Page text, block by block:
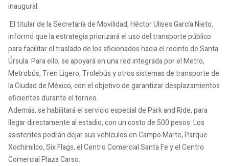
inaugural.
El titular de la Secretaría de Movilidad, Héctor Ulises García Nieto,
informó que la estrategia priorizará el uso del transporte público
para facilitar el traslado de los aficionados hacia el recinto de Santa
Úrsula. Para ello, se apoyará en una red integrada por el Metro,
Metrobús, Tren Ligero, Trolebús y otros sistemas de transporte de
la Ciudad de México, con el objetivo de garantizar desplazamientos
eficientes durante el torneo.
Además, se habilitará el servicio especial de Park and Ride, para
llegar directamente al estadio, con un costo de 500 pesos. Los
asistentes podrán dejar sus vehículos en Campo Marte, Parque
Xochimilco, Six Flags, el Centro Comercial Santa Fe y el Centro
Comercial Plaza Carso.